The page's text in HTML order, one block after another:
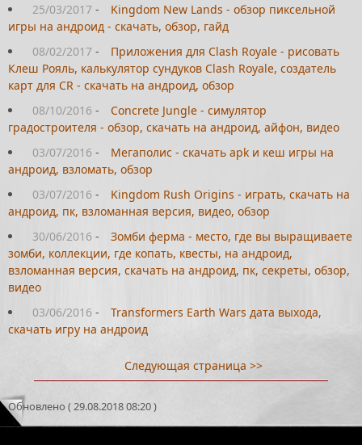
25/03/2017 -
Kingdom New Lands - обзор пиксельной
игры на андроид - скачать, обзор, гайд
08/02/2017 -
Приложения для Clash Royale - рисовать
Клеш Рояль, калькулятор сундуков Clash Royale, создатель
карт для CR - скачать на андроид, обзор
08/10/2016 -
Concrete Jungle - симулятор
градостроителя - обзор, скачать на андроид, айфон, видео
03/07/2016 -
Мегаполис - скачать apk и кеш игры на
андроид, взломать, обзор
03/07/2016 -
Kingdom Rush Origins - играть, скачать на
андроид, пк, взломанная версия, видео, обзор
30/06/2016 -
Зомби ферма - место, где вы выращиваете
зомби, коллекции, где копать, квесты, на андроид,
взломанная версия, скачать на андроид, пк, секреты, обзор,
видео
03/06/2016 -
Transformers Earth Wars дата выхода,
скачать игру на андроид
Следующая страница >>
Обновлено ( 29.08.2018 08:20 )